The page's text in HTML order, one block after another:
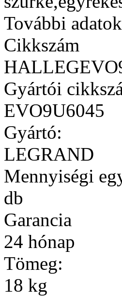
További adatok
Cikkszám
Gyártói
EVO9U6045
Gyártó:
LEGRAND
Mennyiségi
db
Garancia
24 hónap
Tömeg:
18 kg